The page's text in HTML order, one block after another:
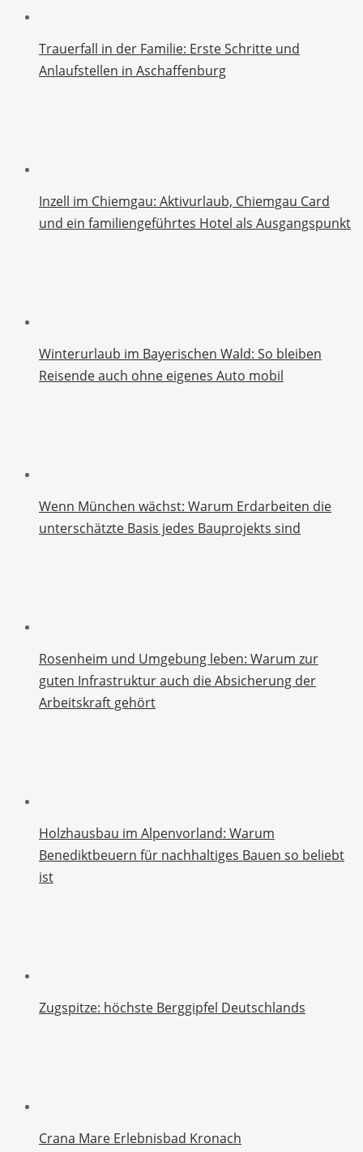
Trauerfall in der Familie: Erste Schritte und
Anlaufstellen in Aschaffenburg
Inzell im Chiemgau: Aktivurlaub, Chiemgau Card
und ein familiengeführtes Hotel als Ausgangspunkt
Winterurlaub im Bayerischen Wald: So bleiben
Reisende auch ohne eigenes Auto mobil
Wenn München wächst: Warum Erdarbeiten die
unterschätzte Basis jedes Bauprojekts sind
Rosenheim und Umgebung leben: Warum zur
guten Infrastruktur auch die Absicherung der
Arbeitskraft gehört
Holzhausbau im Alpenvorland: Warum
Benediktbeuern für nachhaltiges Bauen so beliebt
ist
Zugspitze: höchste Berggipfel Deutschlands
Crana Mare Erlebnisbad Kronach